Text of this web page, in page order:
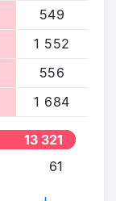
549
1 552
556
1 684
13 321
61